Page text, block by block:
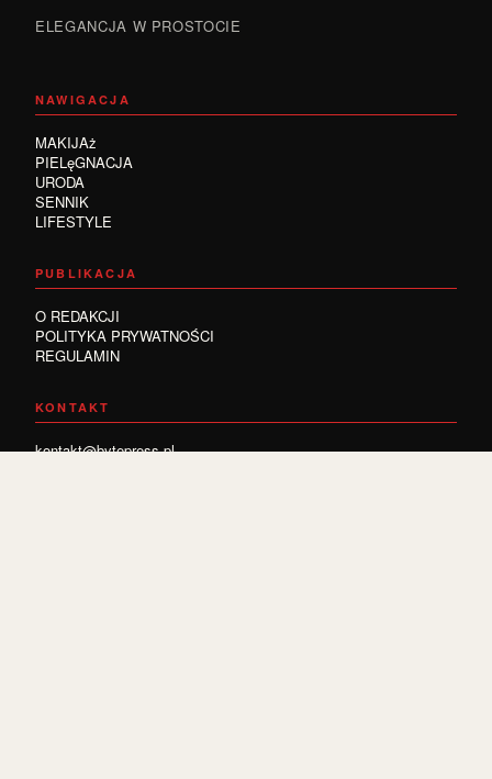
ELEGANCJA W PROSTOCIE
NAWIGACJA
MAKIJAż
PIELęGNACJA
URODA
SENNIK
LIFESTYLE
PUBLIKACJA
O REDAKCJI
POLITYKA PRYWATNOŚCI
REGULAMIN
KONTAKT
kontakt@bytepress.pl